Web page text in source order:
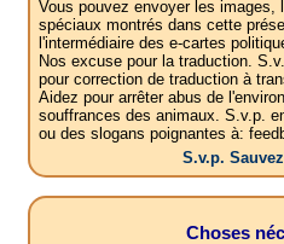
Vous pouvez envoyer les
spéciaux montrés dans cette
l'intermédiaire des e-cartes
Nos excuse pour la traduction.
pour correction de traduction à
Aidez pour arrêter abus de
souffrances des animaux. S.v.p.
ou des slogans poignantes à:
S.v.p.
Choses